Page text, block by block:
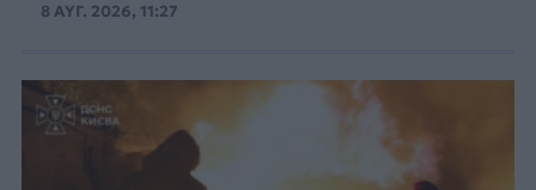
8 ΑΥΓ. 2026, 11:27